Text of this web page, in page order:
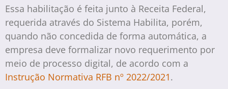
Essa habilitação é feita junto à Receita Federal,
requerida através do Sistema Habilita, porém,
quando não concedida de forma automática, a
empresa deve formalizar novo requerimento por
meio de processo digital, de acordo com a
Instrução Normativa RFB nº 2022/2021.